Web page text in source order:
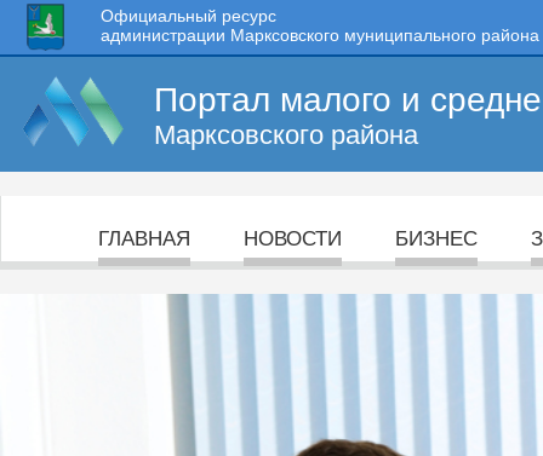
Официальный ресурс
администрации Марксовского муниципального района
Портал малого и
Марксовского района
ГЛАВНАЯ НОВОСТИ БИЗНЕС